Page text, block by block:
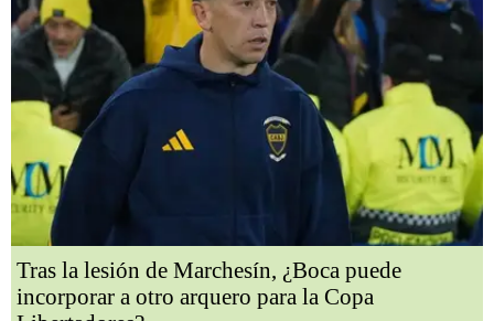
Tras la lesión de Marchesín, ¿Boca puede
incorporar a otro arquero para la Copa